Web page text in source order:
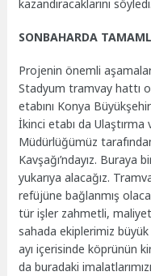
kazandıracaklarını söyledi.
SONBAHARDA
Projenin önemli
Stadyum tramvay hattı
etabını Konya
İkinci etabı da Ulaştırma
Müdürlüğümüz
Kavşağı’ndayız.
yukarıya alacağız.
refüjüne bağlanmış
tür işler zahmetli,
sahada ekiplerimiz büyük
ayı içerisinde köprünün
da buradaki